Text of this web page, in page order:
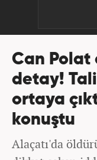
Can Polat
detay!
ortaya
konuştu
Alaçatı'da